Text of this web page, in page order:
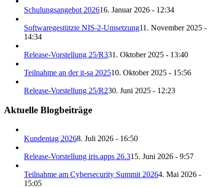
Schulungsangebot 202616. Januar 2026 - 12:34
Softwaregestützte NIS-2-Umsetzung11. November 2025 -
14:34
Release-Vorstellung 25/R331. Oktober 2025 - 13:40
Teilnahme an der it-sa 202510. Oktober 2025 - 15:56
Release-Vorstellung 25/R230. Juni 2025 - 12:23
Aktuelle Blogbeiträge
Kundentag 20268. Juli 2026 - 16:50
Release-Vorstellung iris.apps 26.315. Juni 2026 - 9:57
Teilnahme am Cybersecurity Summit 20264. Mai 2026 -
15:05